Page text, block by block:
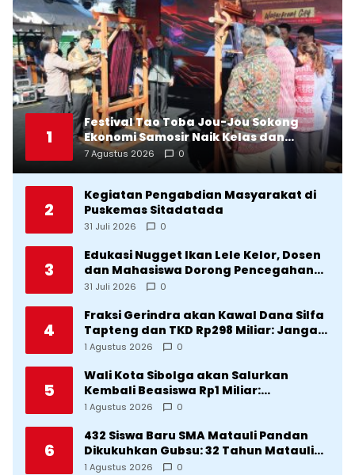
1
Festival Tao Toba Jou-Jou Sokong
Ekonomi Samosir Naik Kelas dan
Pariwisata Menjadi Sumber
Pertumbuhan Ekonomi Baru
7 Agustus 2026 0
2
Kegiatan Pengabdian Masyarakat di
Puskemas Sitadatada
31 Juli 2026 0
3
Edukasi Nugget Ikan Lele Kelor, Dosen
dan Mahasiswa Dorong Pencegahan
Stunting di Desa Silangkitang
31 Juli 2026 0
4
Fraksi Gerindra akan Kawal Dana Silfa
Tapteng dan TKD Rp298 Miliar: Jangan
Sampai Pekerjaan Pusat dan Provinsi
1 Agustus 2026 0
5
Wali Kota Sibolga akan Salurkan
Kembali Beasiswa Rp1 Miliar:
Diproritaskan Mahasiswa Korban
1 Agustus 2026 0
6
432 Siswa Baru SMA Matauli Pandan
Dikukuhkan Gubsu: 32 Tahun Matauli
Cetak SDM Unggul
1 Agustus 2026 0